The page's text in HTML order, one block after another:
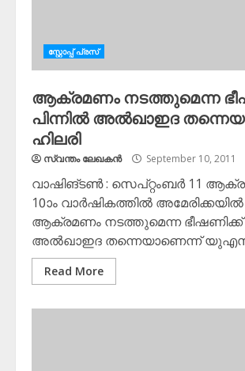
സ്റ്റോപ്പ്‌ പ്രസ്‌
ആക്രമണം നടത്തുമെന്ന
പിന്നില്‍ അല്‍ഖാഇദ
ഹിലരി
സ്വന്തം ലേഖകന്‍ September 10, 2011
വാഷിങ്ടണ്‍ : സെപ്റ്റംബര്‍ 11
10ാം വാര്‍ഷികത്തില്‍
ആക്രമണം നടത്തുമെന്ന ഭീഷണിക്ക്
അല്‍ഖാഇദ തന്നെയാണെന്ന് യുഎസ്
Read More